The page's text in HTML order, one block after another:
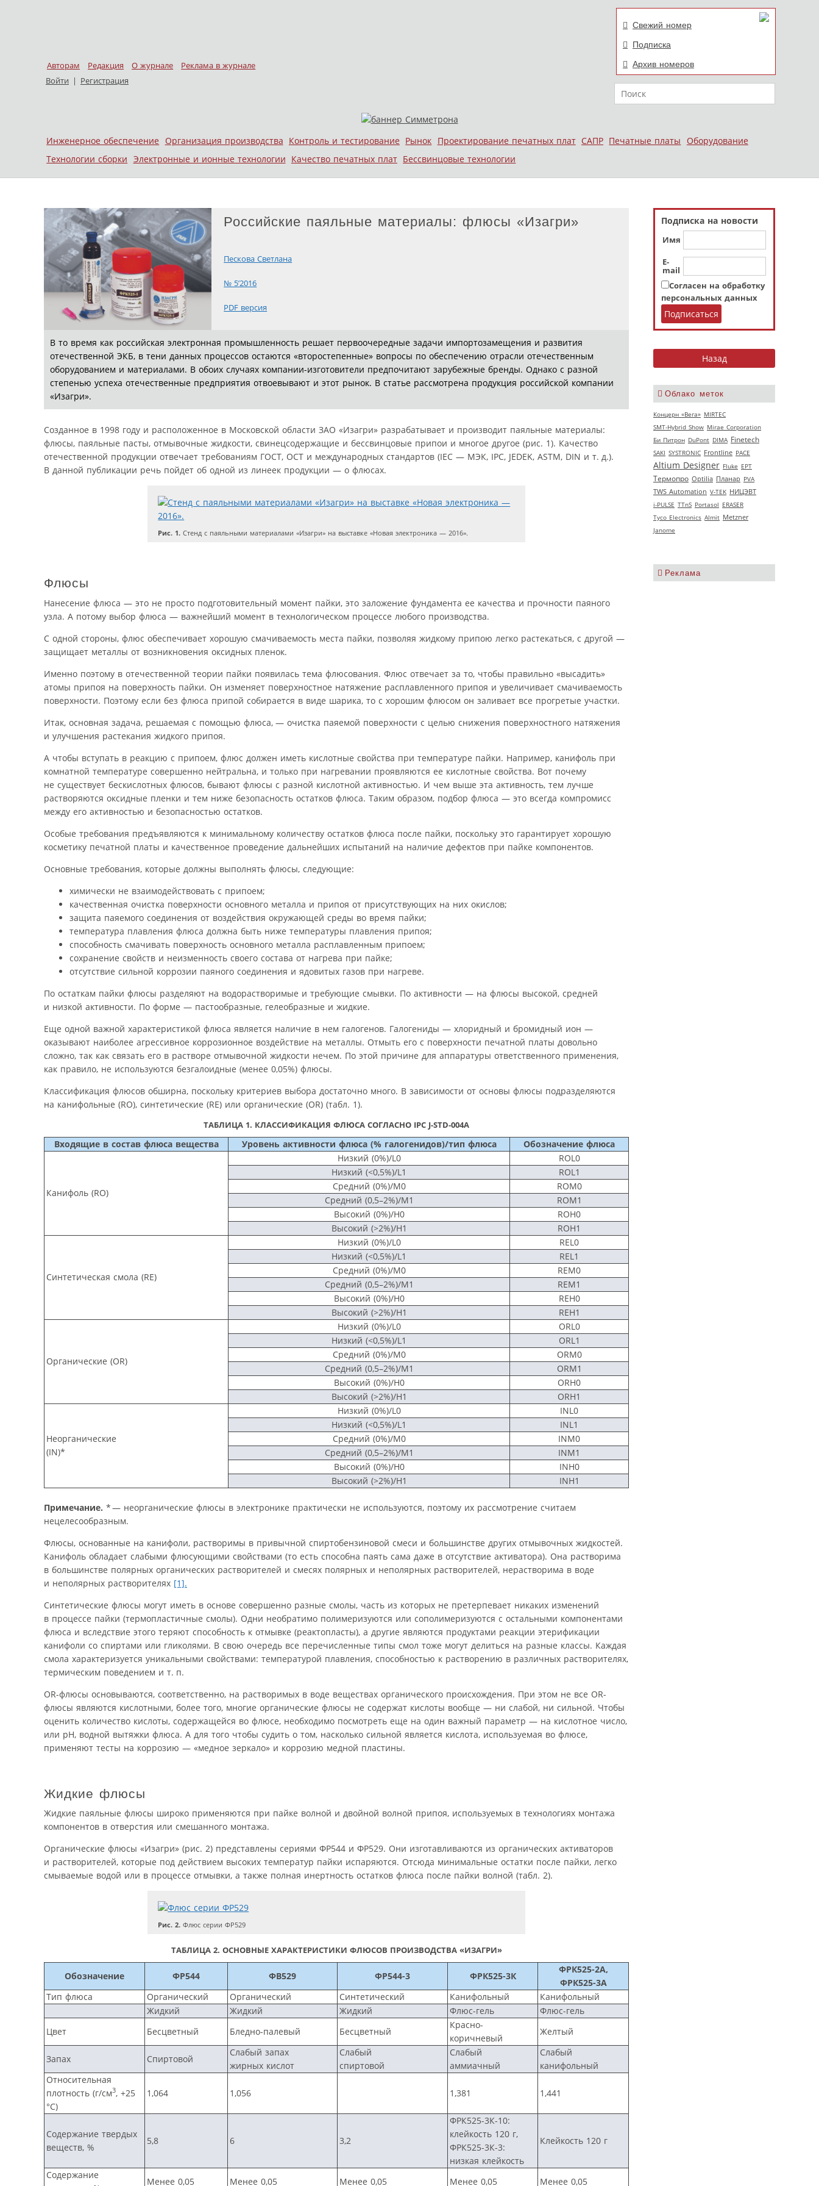
Авторам Редакция О журнале
Реклама в журнале
Войти | Регистрация
Свежий номер
Подписка
Архив номеров
Поиск
Меню
Skip to content
Инженерное обеспечение Организация производства Контроль и тестирование Рынок Проектирование печатных плат САПР Печатные платы
Оборудование
Технологии сборки Электронные и ионные технологии Качество печатных плат Бессвинцовые технологии
Подписка на новости
Имя
E-
mail
Согласен на обработку
персональных данных
Облако меток
Концерн «Вега» MIRTEC
SMT-Hybrid Show Mirae Corporation
Би Питрон DuPont DIMA Finetech
SAKI SYSTRONIC Frontline РАСЕ
Altium Designer Fluke EPT
Термопро Optilia Планар PVA
TWS Automation V‑TEK НИЦЭВТ
i-PULSE TTnS Portasol ERASER
Tyco Electronics Almit Metzner
Janome
Реклама
Российские паяльные материалы: флюсы «Изагри»
Пескова Светлана
№ 5’2016
PDF версия
В то время как российская электронная промышленность решает первоочередные задачи импортозамещения и развития
отечественной ЭКБ, в тени данных процессов остаются «второстепенные» вопросы по обеспечению отрасли отечественным
оборудованием и материалами. В обоих случаях компании-изготовители предпочитают зарубежные бренды. Однако с разной
степенью успеха отечественные предприятия отвоевывают и этот рынок. В статье рассмотрена продукция российской компании
«Изагри».
Созданное в 1998 году и расположенное в Московской области ЗАО «Изагри» разрабатывает и производит паяльные материалы:
флюсы, паяльные пасты, отмывочные жидкости, свинецсодержащие и бессвинцовые припои и многое другое (рис. 1). Качество
отечественной продукции отвечает требованиям ГОСТ, ОСТ и международных стандартов (IEC — МЭК, IPC, JEDEK, ASTM, DIN и т. д.).
В данной публикации речь пойдет об одной из линеек продукции — о флюсах.
Рис. 1. Стенд с паяльными материалами «Изагри» на выставке «Новая электроника — 2016».
Флюсы
Нанесение флюса — это не просто подготовительный момент пайки, это заложение фундамента ее качества и прочности паяного
узла. А потому выбор флюса — важнейший момент в технологическом процессе любого производства.
С одной стороны, флюс обеспечивает хорошую смачиваемость места пайки, позволяя жидкому припою легко растекаться, с другой —
защищает металлы от возникновения оксидных пленок.
Именно поэтому в отечественной теории пайки появилась тема флюсования. Флюс отвечает за то, чтобы правильно «высадить»
атомы припоя на поверхность пайки. Он изменяет поверхностное натяжение расплавленного припоя и увеличивает смачиваемость
поверхности. Поэтому если без флюса припой собирается в виде шарика, то с хорошим флюсом он заливает все прогретые участки.
Итак, основная задача, решаемая с помощью флюса, — очистка паяемой поверхности с целью снижения поверхностного натяжения
и улучшения растекания жидкого припоя.
А чтобы вступать в реакцию с припоем, флюс должен иметь кислотные свойства при температуре пайки. Например, канифоль при
комнатной температуре совершенно нейтральна, и только при нагревании проявляются ее кислотные свойства. Вот почему
не существует бескислотных флюсов, бывают флюсы с разной кислотной активностью. И чем выше эта активность, тем лучше
растворяются оксидные пленки и тем ниже безопасность остатков флюса. Таким образом, подбор флюса — это всегда компромисс
между его активностью и безопасностью остатков.
Особые требования предъявляются к минимальному количеству остатков флюса после пайки, поскольку это гарантирует хорошую
косметику печатной платы и качественное проведение дальнейших испытаний на наличие дефектов при пайке компонентов.
Основные требования, которые должны выполнять флюсы, следующие:
химически не взаимодействовать с припоем;
качественная очистка поверхности основного металла и припоя от присутствующих на них окислов;
защита паяемого соединения от воздействия окружающей среды во время пайки;
температура плавления флюса должна быть ниже температуры плавления припоя;
способность смачивать поверхность основного металла расплавленным припоем;
сохранение свойств и неизменность своего состава от нагрева при пайке;
отсутствие сильной коррозии паяного соединения и ядовитых газов при нагреве.
По остаткам пайки флюсы разделяют на водорастворимые и требующие смывки. По активности — на флюсы высокой, средней
и низкой активности. По форме — пастообразные, гелеобразные и жидкие.
Еще одной важной характеристикой флюса является наличие в нем галогенов. Галогениды — хлоридный и бромидный ион —
оказывают наиболее агрессивное коррозионное воздействие на металлы. Отмыть его с поверхности печатной платы довольно
сложно, так как связать его в растворе отмывочной жидкости нечем. По этой причине для аппаратуры ответственного применения,
как правило, не используются безгалоидные (менее 0,05%) флюсы.
Классификация флюсов обширна, поскольку критериев выбора достаточно много. В зависимости от основы флюсы подразделяются
на канифольные (RO), синтетические (RE) или органические (OR) (табл. 1).
ТАБЛИЦА 1. КЛАССИФИКАЦИЯ ФЛЮСА СОГЛАСНО IPC J-STD-004A
Входящие в состав флюса вещества Уровень активности флюса (% галогенидов)/тип флюса Обозначение флюса
Канифоль (RO)
Низкий (0%)/L0
ROL0
Низкий (<0,5%)/L1
ROL1
Средний (0%)/М0
ROM0
Средний (0,5–2%)/М1
ROM1
Высокий (0%)/H0
ROH0
Высокий (>2%)/H1
ROH1
Синтетическая смола (RE)
Низкий (0%)/L0
REL0
Низкий (<0,5%)/L1
REL1
Средний (0%)/М0
REM0
Средний (0,5–2%)/М1
REM1
Высокий (0%)/H0
REH0
Высокий (>2%)/H1
REH1
Органические (OR)
Низкий (0%)/L0
ORL0
Низкий (<0,5%)/L1
ORL1
Средний (0%)/М0
ORM0
Средний (0,5–2%)/М1
ORM1
Высокий (0%)/H0
ORH0
Высокий (>2%)/H1
ORH1
Неорганические
(IN)*
Низкий (0%)/L0
INL0
Низкий (<0,5%)/L1
INL1
Средний (0%)/М0
INM0
Средний (0,5–2%)/М1
INM1
Высокий (0%)/H0
INH0
Высокий (>2%)/H1
INH1
Примечание. * — неорганические флюсы в электронике практически не используются, поэтому их рассмотрение считаем
нецелесообразным.
Флюсы, основанные на канифоли, растворимы в привычной спиртобензиновой смеси и большинстве других отмывочных жидкостей.
Канифоль обладает слабыми флюсующими свойствами (то есть способна паять сама даже в отсутствие активатора). Она растворима
в большинстве полярных органических растворителей и смесях полярных и неполярных растворителей, нерастворима в воде
и неполярных растворителях [1].
Синтетические флюсы могут иметь в основе совершенно разные смолы, часть из которых не претерпевает никаких изменений
в процессе пайки (термопластичные смолы). Одни необратимо полимеризуются или сополимеризуются с остальными компонентами
флюса и вследствие этого теряют способность к отмывке (реактопласты), а другие являются продуктами реакции этерификации
канифоли со спиртами или гликолями. В свою очередь все перечисленные типы смол тоже могут делиться на разные классы. Каждая
смола характеризуется уникальными свойствами: температурой плавления, способностью к растворению в различных растворителях,
термическим поведением и т. п.
OR-флюсы основываются, соответственно, на растворимых в воде веществах органического происхождения. При этом не все OR-
флюсы являются кислотными, более того, многие органические флюсы не содержат кислоты вообще — ни слабой, ни сильной. Чтобы
оценить количество кислоты, содержащейся во флюсе, необходимо посмотреть еще на один важный параметр — на кислотное число,
или pH, водной вытяжки флюса. А для того чтобы судить о том, насколько сильной является кислота, используемая во флюсе,
применяют тесты на коррозию — «медное зеркало» и коррозию медной пластины.
Жидкие флюсы
Жидкие паяльные флюсы широко применяются при пайке волной и двойной волной припоя, используемых в технологиях монтажа
компонентов в отверстия или смешанного монтажа.
Органические флюсы «Изагри» (рис. 2) представлены сериями ФР544 и ФР529. Они изготавливаются из органических активаторов
и растворителей, которые под действием высоких температур пайки испаряются. Отсюда минимальные остатки после пайки, легко
смываемые водой или в процессе отмывки, а также полная инертность остатков флюса после пайки волной (табл. 2).
Рис. 2. Флюс серии ФР529
ТАБЛИЦА 2. ОСНОВНЫЕ ХАРАКТЕРИСТИКИ ФЛЮСОВ ПРОИЗВОДСТВА «ИЗАГРИ»
Обозначение ФР544 ФВ529 ФР544-3 ФРК525-3К
ФРК525-2А,
ФРК525-3А
Тип флюса
Органический Органический Синтетический Канифольный
Канифольный
Жидкий
Жидкий Жидкий Флюс-гель
Флюс-гель
Цвет
Бесцветный Бледно-палевый Бесцветный
Красно-
коричневый
Желтый
Запах Спиртовой
Слабый запах
жирных кислот
Слабый
спиртовой
Слабый
аммиачный
Слабый
канифольный
Относительная
плотность (г/см3, +25
°С)
1,064 1,056 1,381 1,441
Содержание твердых
веществ, %
5,8 6 3,2
ФРК525-3К-10:
клейкость 120 г,
ФРК525-3К-3:
низкая клейкость
Клейкость 120 г
Содержание
Менее 0,05 Менее 0,05 Менее 0,05 Менее 0,05 Менее 0,05